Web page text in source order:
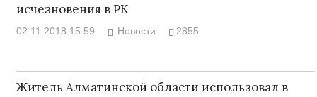
исчезновения в РК
02.11.2018 15:59 Новости 2855
Житель Алматинской области использовал в